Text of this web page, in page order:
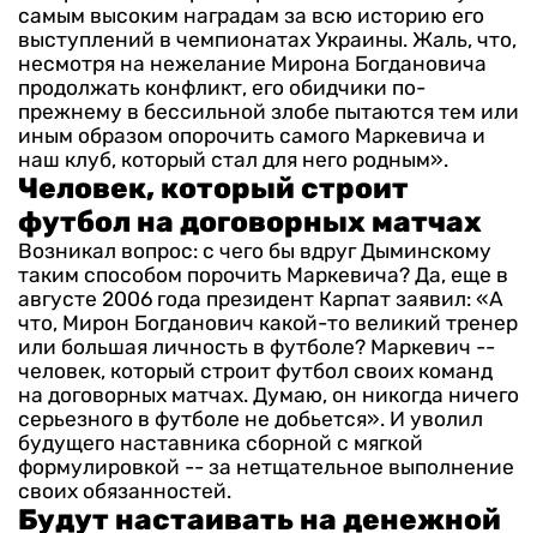
самым высоким наградам за всю историю его
выступлений в чемпионатах Украины. Жаль, что,
несмотря на нежелание Мирона Богдановича
продолжать конфликт, его обидчики по-
прежнему в бессильной злобе пытаются тем или
иным образом опорочить самого Маркевича и
наш клуб, который стал для него родным».
Человек, который строит
футбол на договорных матчах
Возникал вопрос: с чего бы вдруг Дыминскому
таким способом порочить Маркевича? Да, еще в
августе 2006 года президент Карпат заявил: «А
что, Мирон Богданович какой-то великий тренер
или большая личность в футболе? Маркевич --
человек, который строит футбол своих команд
на договорных матчах. Думаю, он никогда ничего
серьезного в футболе не добьется». И уволил
будущего наставника сборной с мягкой
формулировкой -- за нетщательное выполнение
своих обязанностей.
Будут настаивать на денежной